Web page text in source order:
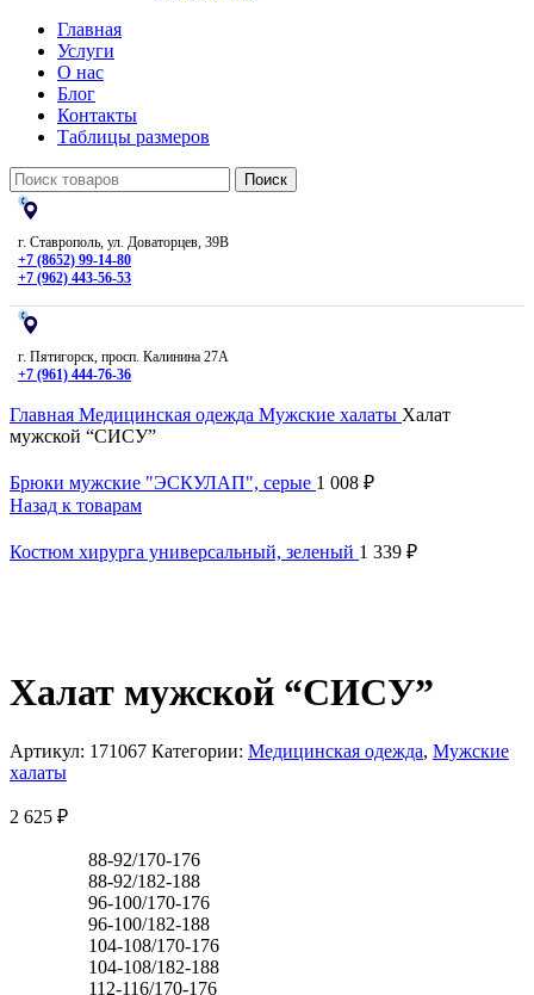
Главная
Услуги
О нас
Блог
Контакты
Таблицы размеров
Поиск
г. Ставрополь, ул. Доваторцев, 39В
+7 (8652) 99-14-80
+7 (962) 443-56-53
г. Пятигорск, просп. Калинина 27А
+7 (961) 444-76-36
Главная Медицинская одежда Мужские халаты Халат
мужской “СИСУ”
Брюки мужские "ЭСКУЛАП", серые 1 008 ₽
Назад к товарам
Костюм хирурга универсальный, зеленый 1 339 ₽
Халат мужской “СИСУ”
Артикул: 171067 Категории: Медицинская одежда, Мужские
халаты
2 625 ₽
88-92/170-176
88-92/182-188
96-100/170-176
96-100/182-188
104-108/170-176
104-108/182-188
112-116/170-176